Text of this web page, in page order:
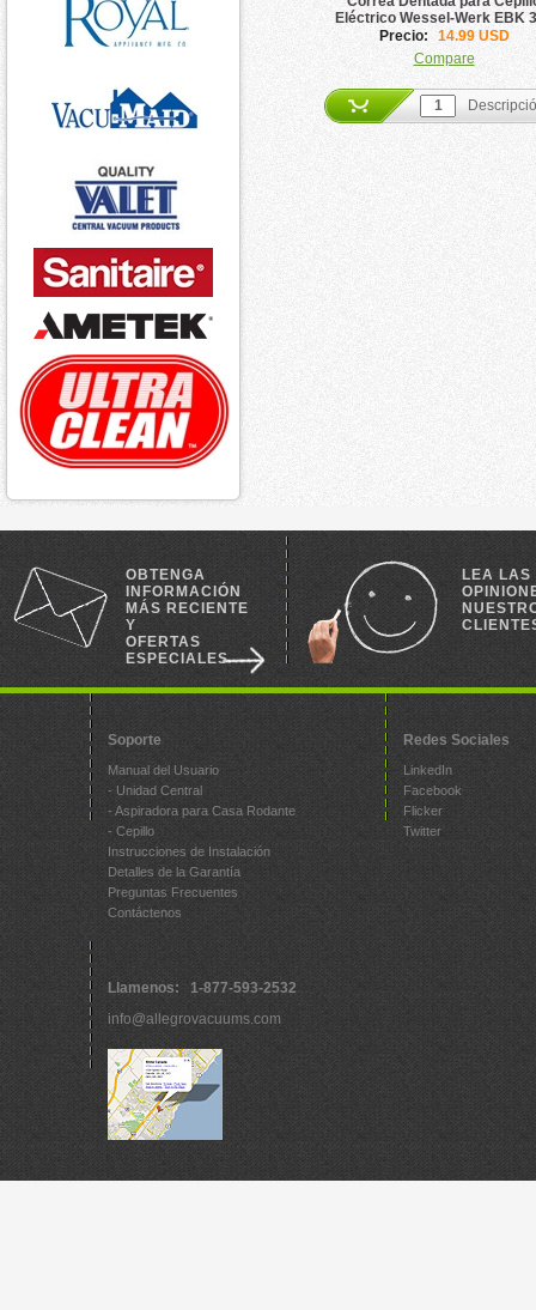
Eléctrico Wessel-Werk EBK
Precio:
14.99 USD
Compare
OBTENGA
INFORMACIÓN
MÁS RECIENTE
Y
OFERTAS
ESPECIALES
LEA LAS
Soporte
Manual del Usuario
- Unidad Central
- Aspiradora para Casa Rodante
- Cepillo
Instrucciones de Instalación
Detalles de la Garantía
Preguntas Frecuentes
Contáctenos
Redes Sociales
LinkedIn
Facebook
Flicker
Twitter
Llamenos: 1-877-593-2532
info@allegrovacuums.com